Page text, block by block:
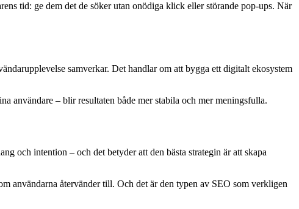
tid: ge dem det de söker utan onödiga klick eller störande pop-ups. När
samverkar. Det handlar om att bygga ett digitalt ekosystem
användare – blir resultaten både mer stabila och mer meningsfulla.
och intention – och det betyder att den bästa strategin är att skapa
användarna återvänder till. Och det är den typen av SEO som verkligen